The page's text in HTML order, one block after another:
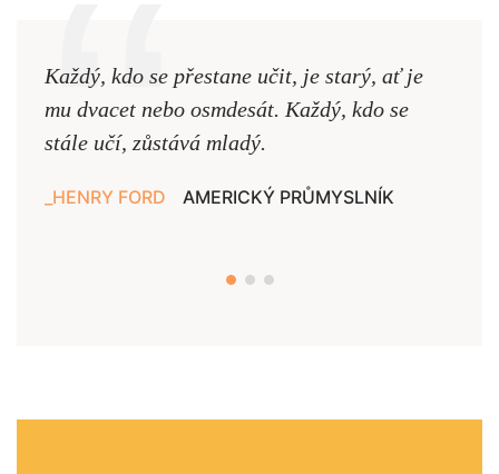
Každý, kdo se přestane učit, je starý, ať je
mu dvacet nebo osmdesát. Každý, kdo se
stále učí, zůstává mladý.
HENRY FORD AMERICKÝ PRŮMYSLNÍK